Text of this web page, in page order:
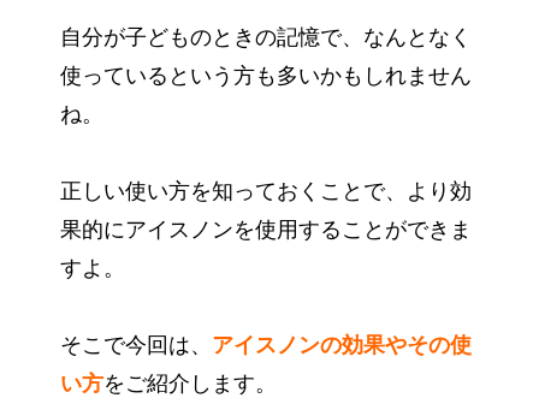
自分が子どものときの記憶で、なんとなく
使っているという方も多いかもしれません
ね。
正しい使い方を知っておくことで、より効
果的にアイスノンを使用することができま
すよ。
そこで今回は、 アイスノンの効果やその使
い方をご紹介します。